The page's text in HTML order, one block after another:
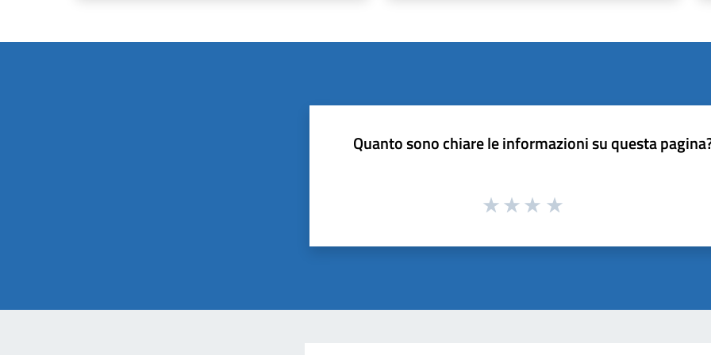
Quanto sono chiare le informazioni su questa